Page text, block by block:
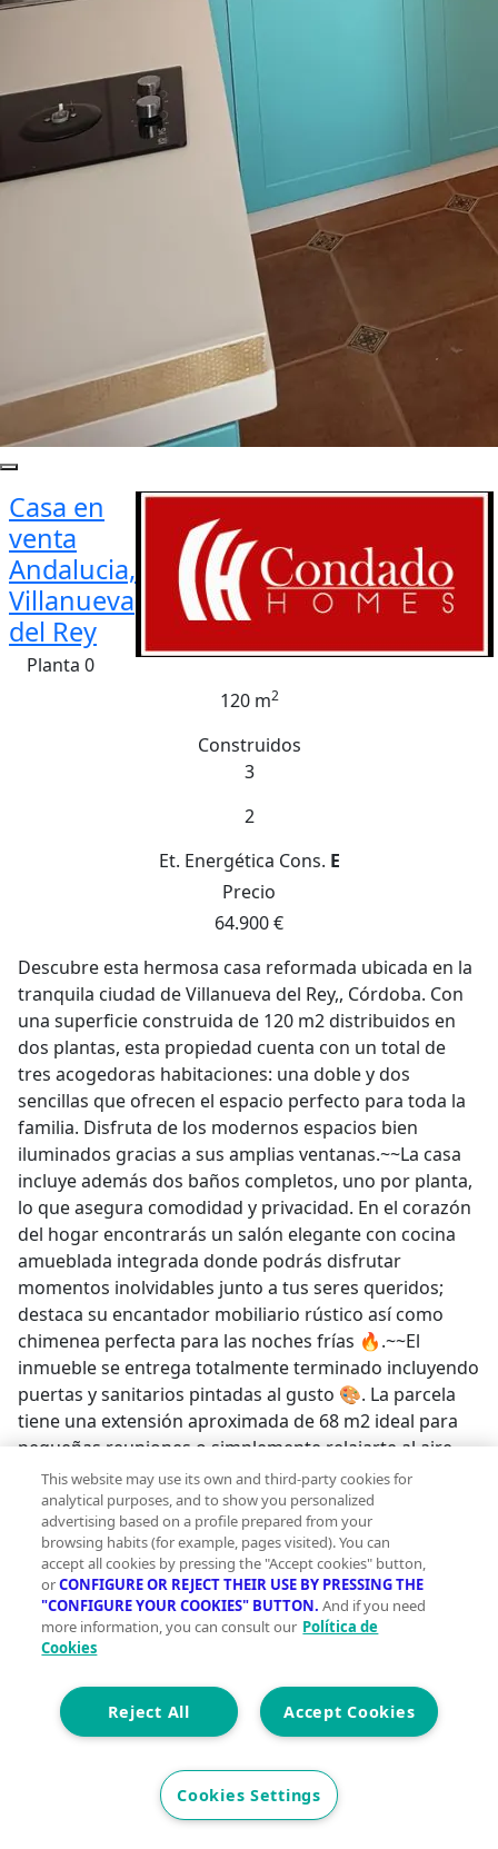
Casa en
venta
Andalucia,
Villanueva
del Rey
Planta 0
120 m2
Construidos
3
2
Et. Energética Cons. E
Precio
64.900 €
Descubre esta hermosa casa reformada ubicada en la
tranquila ciudad de Villanueva del Rey,, Córdoba. Con
una superficie construida de 120 m2 distribuidos en
dos plantas, esta propiedad cuenta con un total de
tres acogedoras habitaciones: una doble y dos
sencillas que ofrecen el espacio perfecto para toda la
familia. Disfruta de los modernos espacios bien
iluminados gracias a sus amplias ventanas.~~La casa
incluye además dos baños completos, uno por planta,
lo que asegura comodidad y privacidad. En el corazón
del hogar encontrarás un salón elegante con cocina
amueblada integrada donde podrás disfrutar
momentos inolvidables junto a tus seres queridos;
destaca su encantador mobiliario rústico así como
chimenea perfecta para las noches frías 🔥.~~El
inmueble se entrega totalmente terminado incluyendo
puertas y sanitarios pintadas al gusto 🎨. La parcela
tiene una extensión aproximada de 68 m2 ideal para
pequeñas reuniones o simplemente relajarte al aire
libre 🌳~~¡No pierdas la oportunidad! Precio
excepcional: solo 79.900€!!~~Cláusula de Transparencia
y Desglose de Gastos (Ley 10/2025)~PRECIO DE VENTA
+ GASTOS~En cumplimiento de las obligaciones de
información previstas en la Ley 10/2025, de 28 de
diciembre, de servicios de atención a la clientela y
transparencia, así como en la normativa sectorial
vigente, se hace constar que el precio indicado no
incluye los gastos e impuestos inherentes a la
adquisición, los cuales se desglosan a continuación:~*
Honorarios Agencia del comprador: 2 % del precio
final de venta más el 21% de IVA (con un mínimo de
3.500 € más el 21% de IVA).~* Impuesto sobre
Transmisiones Patrimoniales (ITP): Se aplicará el tipo
This website may use its own and third-party cookies for
analytical purposes, and to show you personalized
advertising based on a profile prepared from your
browsing habits (for example, pages visited). You can
accept all cookies by pressing the "Accept cookies" button,
orCONFIGURE OR REJECT THEIR USE BY PRESSING THE
"CONFIGURE YOUR COOKIES" BUTTON. And if you need
more information, you can consult our Política de
Cookies
Accept Cookies
Reject All
Cookies Settings